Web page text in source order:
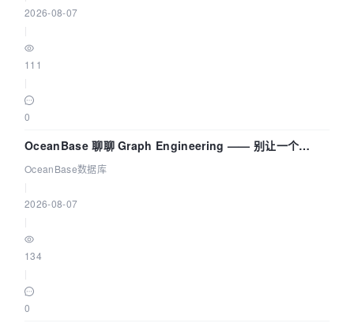
2026-08-07
111
0
OceanBase 聊聊 Graph Engineering —— 别让一个
Agent 既当运动员又
OceanBase数据库
2026-08-07
134
0